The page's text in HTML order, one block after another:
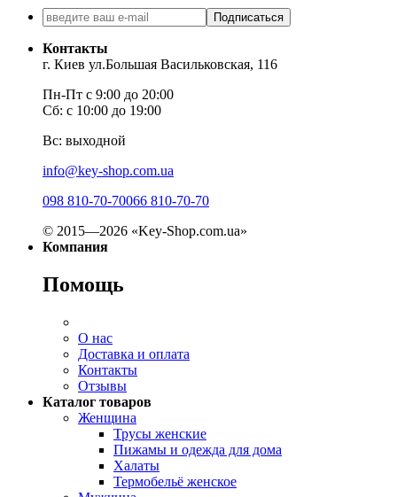
Подписаться
Контакты
г. Киев ул.Большая Васильковская, 116
Пн-Пт с 9:00 до 20:00
Сб: с 10:00 до 19:00
Вс: выходной
info@key-shop.com.ua
098 810-70-70066 810-70-70
© 2015—2026 «Key-Shop.com.ua»
Компания
Помощь
О нас
Доставка и оплата
Контакты
Отзывы
Каталог товаров
Женщина
Трусы женские
Пижамы и одежда для дома
Халаты
Термобельё женское